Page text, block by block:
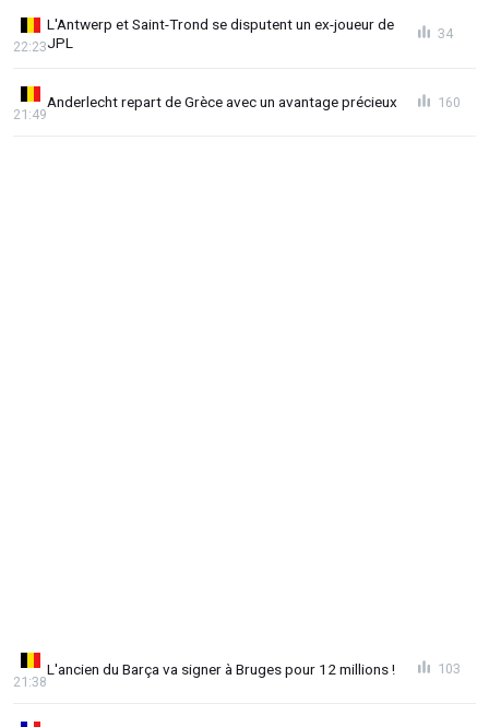
L'Antwerp et Saint-Trond se disputent un ex-joueur de
JPL
22:23
34
Anderlecht repart de Grèce avec un avantage précieux
21:49
160
L'ancien du Barça va signer à Bruges pour 12 millions !
21:38
103